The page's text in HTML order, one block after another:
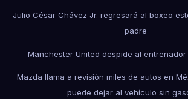
Julio César Chávez Jr. regresará al boxeo
padre
Manchester United despide al entrenador
Mazda llama a revisión miles de autos en
puede dejar al vehículo sin